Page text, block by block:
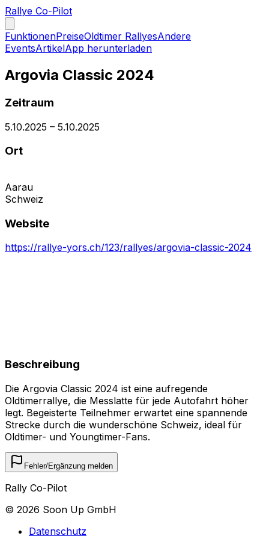
Rallye Co-Pilot
FunktionenPreiseOldtimer RallyesAndere
EventsArtikelApp herunterladen
Argovia Classic 2024
Zeitraum
5.10.2025 – 5.10.2025
Ort
Aarau
Schweiz
Website
https://rallye-yors.ch/123/rallyes/argovia-classic-2024
Beschreibung
Die Argovia Classic 2024 ist eine aufregende
Oldtimerrallye, die Messlatte für jede Autofahrt höher
legt. Begeisterte Teilnehmer erwartet eine spannende
Strecke durch die wunderschöne Schweiz, ideal für
Oldtimer- und Youngtimer-Fans.
Fehler/Ergänzung melden
Rally Co-Pilot
© 2026 Soon Up GmbH
Datenschutz